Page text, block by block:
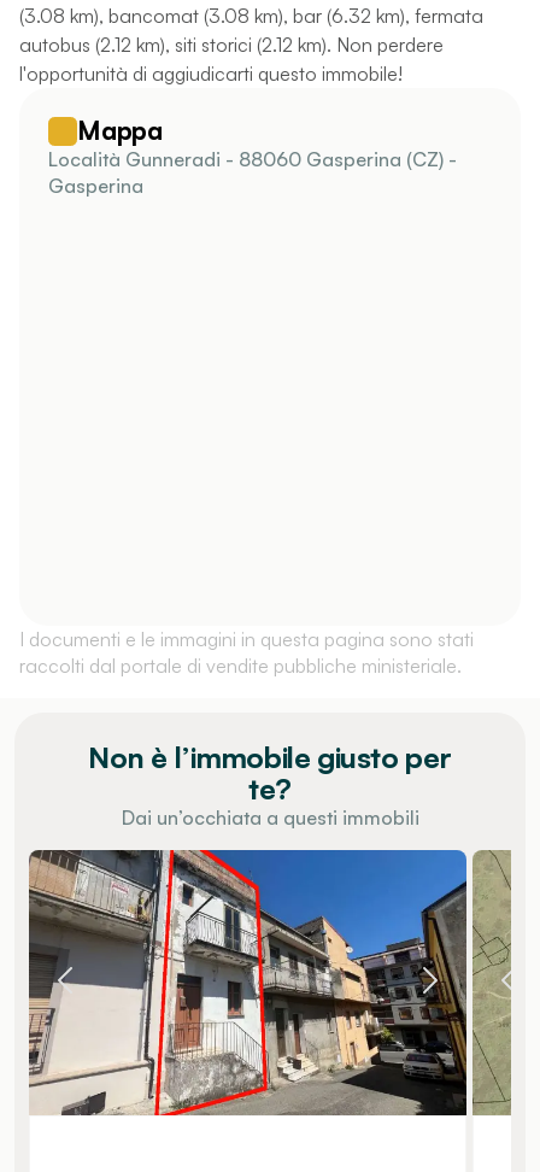
(3.08 km), bancomat (3.08 km), bar (6.32 km), fermata
autobus (2.12 km), siti storici (2.12 km). Non perdere
l'opportunità di aggiudicarti questo immobile!
Mappa
Località Gunneradi - 88060 Gasperina (CZ) -
Gasperina
I documenti e le immagini in questa pagina sono stati
raccolti dal portale di vendite pubbliche ministeriale.
Non è l’immobile giusto per
te?
Dai un’occhiata a questi immobili